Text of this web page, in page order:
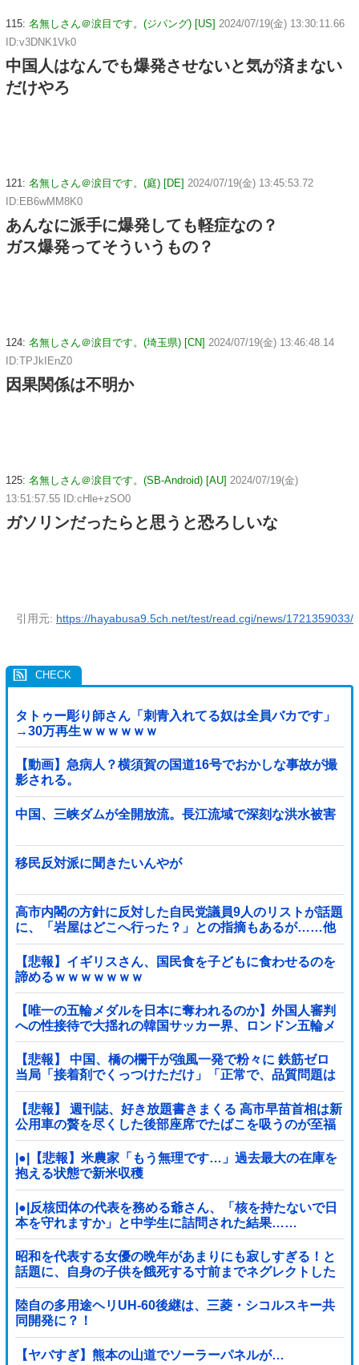
115: 名無しさん＠涙目です。(ジパング) [US] 2024/07/19(金) 13:30:11.66
ID:v3DNK1Vk0
中国人はなんでも爆発させないと気が済まない
だけやろ
121: 名無しさん＠涙目です。(庭) [DE] 2024/07/19(金) 13:45:53.72
ID:EB6wMM8K0
あんなに派手に爆発しても軽症なの？
ガス爆発ってそういうもの？
124: 名無しさん＠涙目です。(埼玉県) [CN] 2024/07/19(金) 13:46:48.14
ID:TPJkIEnZ0
因果関係は不明か
125: 名無しさん＠涙目です。(SB-Android) [AU] 2024/07/19(金)
13:51:57.55 ID:cHle+zSO0
ガソリンだったらと思うと恐ろしいな
引用元: https://hayabusa9.5ch.net/test/read.cgi/news/1721359033/
タトゥー彫り師さん「刺青入れてる奴は全員バカです」
→30万再生ｗｗｗｗｗｗ
【動画】急病人？横須賀の国道16号でおかしな事故が撮
影される。
中国、三峡ダムが全開放流。長江流域で深刻な洪水被害
移民反対派に聞きたいんやが
高市内閣の方針に反対した自民党議員9人のリストが話題
に、「岩屋はどこへ行った？」との指摘もあるが……他
【悲報】イギリスさん、国民食を子どもに食わせるのを
諦めるｗｗｗｗｗｗｗ
【唯一の五輪メダルを日本に奪われるのか】外国人審判
への性接待で大揺れの韓国サッカー界、ロンドン五輪メ
ダル剝奪…
【悲報】 中国、橋の欄干が強風一発で粉々に 鉄筋ゼロ
当局「接着剤でくっつけただけ」「正常で、品質問題は
ない」
【悲報】 週刊誌、好き放題書きまくる 高市早苗首相は新
公用車の贅を尽くした後部座席でたばこを吸うのが至福
の時間「どんどん延びる乗車時間」
|●|【悲報】米農家「もう無理です…」過去最大の在庫を
抱える状態で新米収穫
|●|反核団体の代表を務める爺さん、「核を持たないで日
本を守れますか」と中学生に詰問された結果……
昭和を代表する女優の晩年があまりにも寂しすぎる！と
話題に、自身の子供を餓死する寸前までネグレクトした
挙句……
陸自の多用途ヘリUH-60後継は、三菱・シコルスキー共
同開発に？！
【ヤバすぎ】熊本の山道でソーラーパネルが…